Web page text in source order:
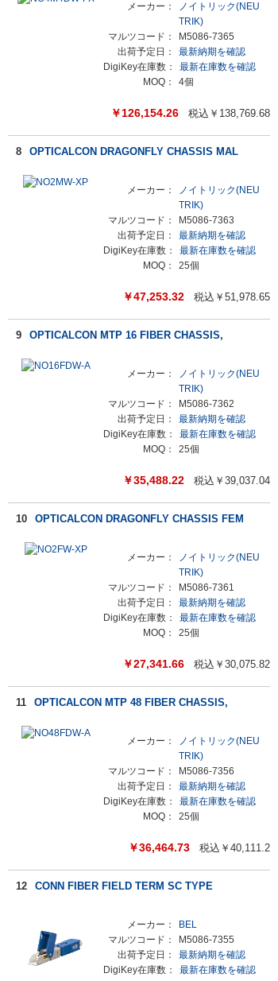
メーカー：
ノイトリック(NEU
TRIK)
マルツコード：
M5086-7365
出荷予定日：
最新納期を確認
DigiKey在庫数：
最新在庫数を確認
MOQ：
4個
￥126,154.26 税込￥ 138,769.68
8 OPTICALCON DRAGONFLY CHASSIS MAL
メーカー：
ノイトリック(NEU
TRIK)
マルツコード：
M5086-7363
出荷予定日：
最新納期を確認
DigiKey在庫数：
最新在庫数を確認
MOQ：
25個
￥47,253.32 税込￥ 51,978.65
9 OPTICALCON MTP 16 FIBER CHASSIS,
メーカー：
ノイトリック(NEU
TRIK)
マルツコード：
M5086-7362
出荷予定日：
最新納期を確認
DigiKey在庫数：
最新在庫数を確認
MOQ：
25個
￥35,488.22 税込￥ 39,037.04
10 OPTICALCON DRAGONFLY CHASSIS FEM
メーカー：
ノイトリック(NEU
TRIK)
マルツコード：
M5086-7361
出荷予定日：
最新納期を確認
DigiKey在庫数：
最新在庫数を確認
MOQ：
25個
￥27,341.66 税込￥ 30,075.82
11 OPTICALCON MTP 48 FIBER CHASSIS,
メーカー：
ノイトリック(NEU
TRIK)
マルツコード：
M5086-7356
出荷予定日：
最新納期を確認
DigiKey在庫数：
最新在庫数を確認
MOQ：
25個
￥36,464.73 税込￥ 40,111.2
12 CONN FIBER FIELD TERM SC TYPE
メーカー：
BEL
マルツコード：
M5086-7355
出荷予定日：
最新納期を確認
DigiKey在庫数：
最新在庫数を確認